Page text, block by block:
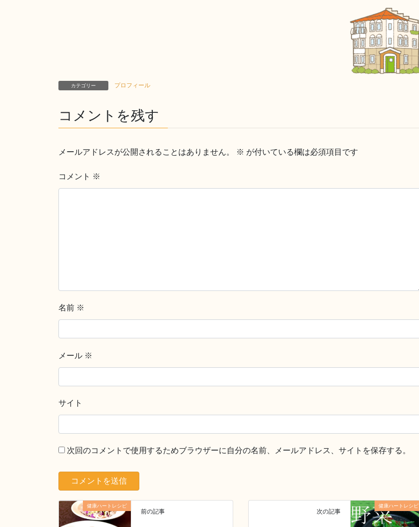
カテゴリー プロフィール
コメントを残す
メールアドレスが公開されることはありません。 ※ が付いている欄は必須項目です
コメント ※
名前 ※
メール ※
サイト
次回のコメントで使用するためブラウザーに自分の名前、メールアドレス、サイトを保存する。
健康ハートレシピ
前の記事
健康ハートレシピ
次の記事